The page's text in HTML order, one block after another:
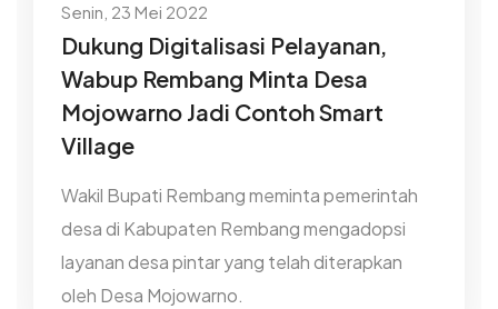
Senin, 23 Mei 2022
Dukung Digitalisasi Pelayanan,
Wabup Rembang Minta Desa
Mojowarno Jadi Contoh Smart
Village
Wakil Bupati Rembang meminta pemerintah
desa di Kabupaten Rembang mengadopsi
layanan desa pintar yang telah diterapkan
oleh Desa Mojowarno.